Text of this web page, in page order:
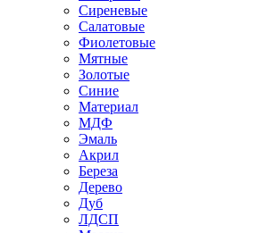
Сиреневые
Салатовые
Фиолетовые
Мятные
Золотые
Синие
Материал
МДФ
Эмаль
Акрил
Береза
Дерево
Дуб
ЛДСП